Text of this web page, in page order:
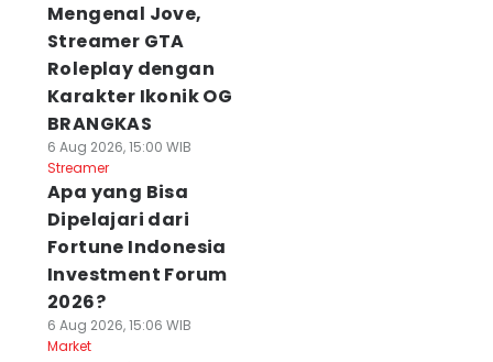
Mengenal Jove,
Streamer GTA
Roleplay dengan
Karakter Ikonik OG
BRANGKAS
6 Aug 2026, 15:00 WIB
Streamer
Apa yang Bisa
Dipelajari dari
Fortune Indonesia
Investment Forum
2026?
6 Aug 2026, 15:06 WIB
Market